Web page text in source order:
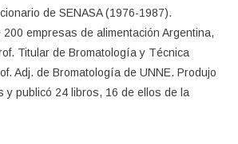
de SENASA (1976-1987).
empresas de alimentación Argentina,
Titular de Bromatología y Técnica
Adj. de Bromatología de UNNE. Produjo
y publicó 24 libros, 16 de ellos de la